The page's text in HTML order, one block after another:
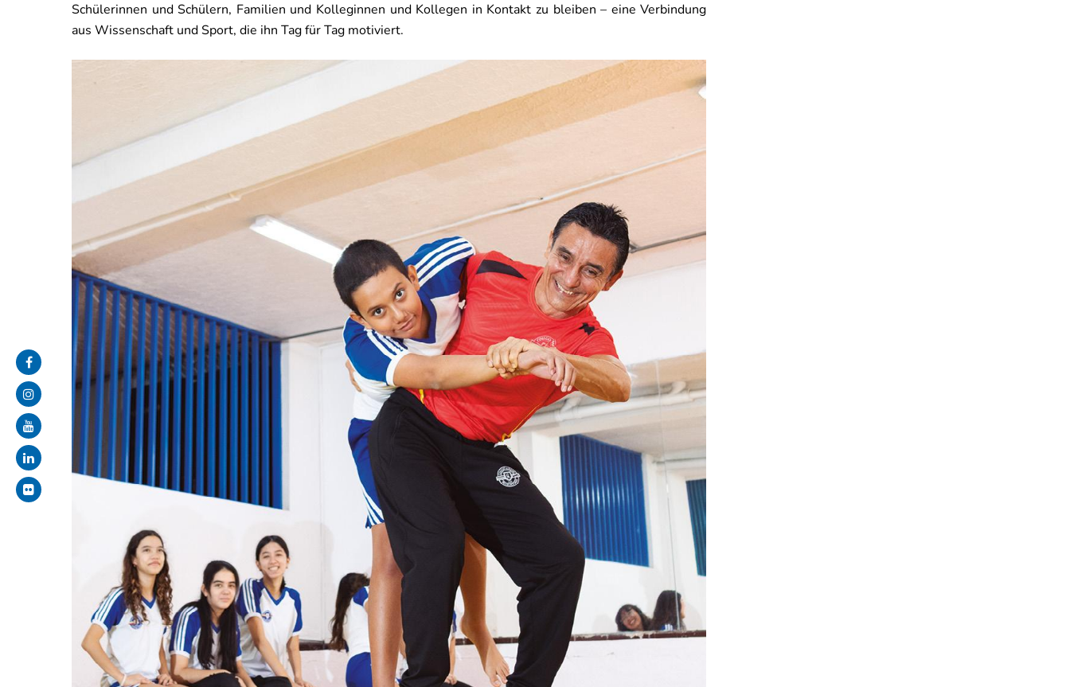
Schülerinnen und Schülern, Familien und Kolleginnen und Kollegen in Kontakt zu bleiben – eine Verbindung
aus Wissenschaft und Sport, die ihn Tag für Tag motiviert.